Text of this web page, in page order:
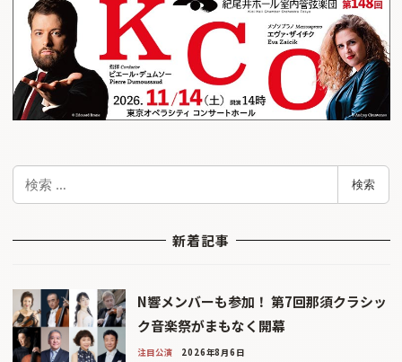
検
検索
新着記事
N響メンバーも参加！ 第7回那須クラシッ
ク音楽祭がまもなく開幕
注目公演 2026年8月6日